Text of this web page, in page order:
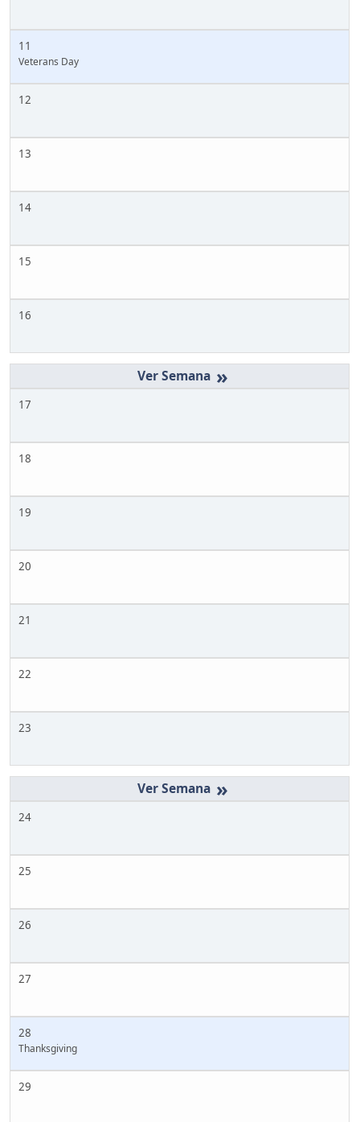
11
Veterans Day
12
13
14
15
16
»
17
18
19
20
21
22
23
»
24
25
26
27
28
Thanksgiving
29